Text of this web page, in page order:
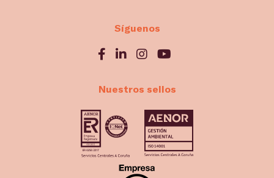
Síguenos
Nuestros sellos